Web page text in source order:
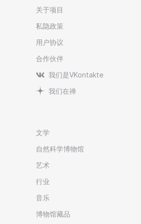
关于项目
私隐政策
用户协议
合作伙伴
我们是VKontakte
我们在禅
文学
自然科学博物馆
艺术
行业
音乐
博物馆藏品